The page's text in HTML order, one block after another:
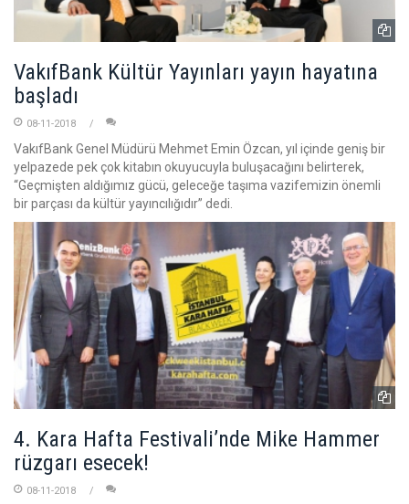
VakıfBank Kültür Yayınları yayın hayatına
başladı
08-11-2018
VakıfBank Genel Müdürü Mehmet Emin Özcan, yıl içinde geniş bir
yelpazede pek çok kitabın okuyucuyla buluşacağını belirterek,
“Geçmişten aldığımız gücü, geleceğe taşıma vazifemizin önemli
bir parçası da kültür yayıncılığıdır” dedi.
4. Kara Hafta Festivali’nde Mike Hammer
rüzgarı esecek!
08-11-2018